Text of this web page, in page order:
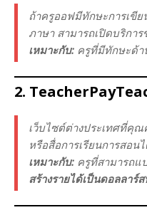
ถ้าครูออฟมีทักษะการเขี
ภาษา สามารถเปิดบริการ
เหมาะกับ: ครูที่มีทักษะด้
2.
เว็บไซต์ต่างประเทศที่คุ
หรือสื่อการเรียนการสอน
เหมาะกับ: ครูที่สามารถแ
สร้างรายได้เป็นดอลลาร์